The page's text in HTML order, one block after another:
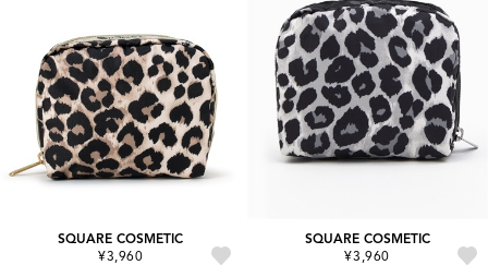
SQUARE COSMETIC
¥3,960
SQUARE COSMETIC
¥3,960